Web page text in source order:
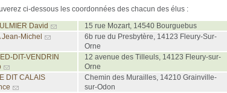
ci-dessous les coordonnées des chacun des élus :
David
15 rue Mozart, 14540 Bourguebus
Jean-Michel
6b rue du Presbytère, 14123 Fleury-Sur-
Orne
DIT-VENDRIN
12 avenue des Tilleuls, 14123 Fleury-sur-
Orne
DIT CALAIS
Chemin des Murailles, 14210 Grainville-
sur-Odon